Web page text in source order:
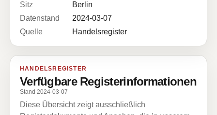
Sitz
Berlin
Datenstand
2024-03-07
Quelle
Handelsregister
HANDELSREGISTER
Verfügbare Registerinformationen
Stand 2024-03-07
Diese Übersicht zeigt ausschließlich